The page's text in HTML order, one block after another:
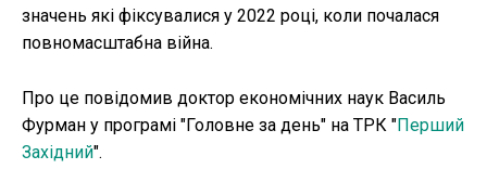
значень які фіксувалися у 2022 році, коли почалася
повномасштабна війна.
Про це повідомив доктор економічних наук Василь
Фурман у програмі "Головне за день" на ТРК "Перший
Західний".